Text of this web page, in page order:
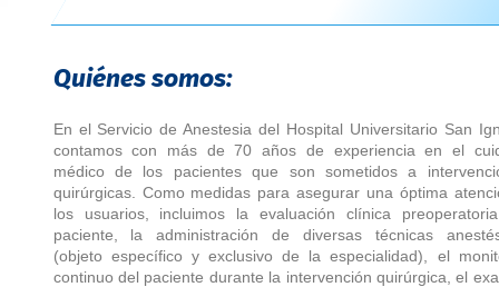
Quiénes somos:
En el Servicio de Anestesia del Hospital Universitario San
contamos con más de 70 años de experiencia en el
médico de los pacientes que son sometidos a
quirúrgicas. Como medidas para asegurar una óptima
los usuarios, incluimos la evaluación clínica
paciente, la administración de diversas técnicas
(objeto específico y exclusivo de la especialidad), el
continuo del paciente durante la intervención quirúrgica, el